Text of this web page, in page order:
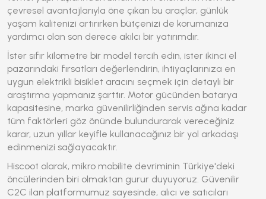
çevresel avantajlarıyla öne çıkan bu araçlar, günlük
yaşam kalitenizi artırırken bütçenizi de korumanıza
yardımcı olan son derece akılcı bir yatırımdır.
İster sıfır kilometre bir model tercih edin, ister ikinci el
pazarındaki fırsatları değerlendirin, ihtiyaçlarınıza en
uygun elektrikli bisiklet aracını seçmek için detaylı bir
araştırma yapmanız şarttır. Motor gücünden batarya
kapasitesine, marka güvenilirliğinden servis ağına kadar
tüm faktörleri göz önünde bulundurarak vereceğiniz
karar, uzun yıllar keyifle kullanacağınız bir yol arkadaşı
edinmenizi sağlayacaktır.
Hiscoot olarak, mikro mobilite devriminin Türkiye'deki
öncülerinden biri olmaktan gurur duyuyoruz. Güvenilir
C2C ilan platformumuz sayesinde, alıcı ve satıcıları